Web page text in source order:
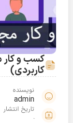
کاربردی)
نویسنده
admin
تاریخ انتشار